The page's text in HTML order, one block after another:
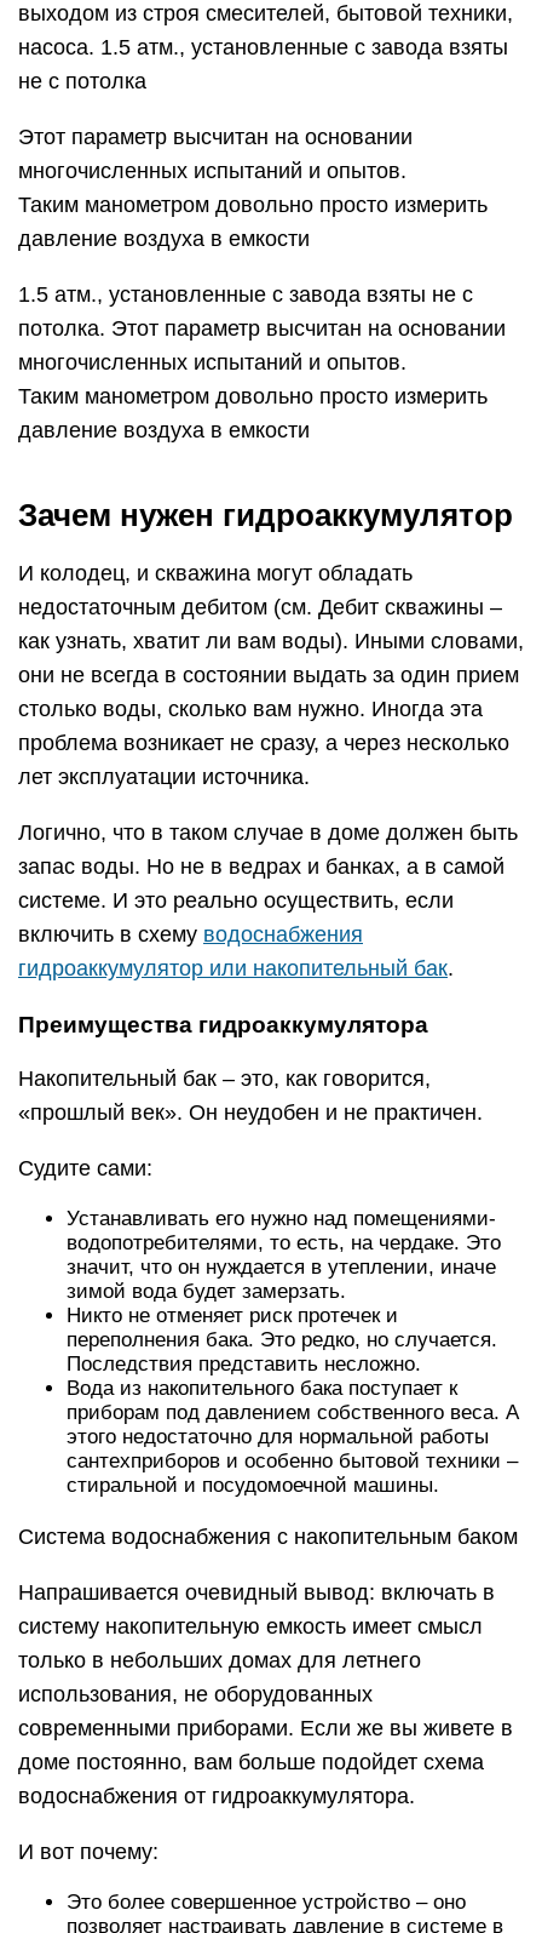
выходом из строя смесителей, бытовой техники,
насоса. 1.5 атм., установленные с завода взяты
не с потолка
Этот параметр высчитан на основании
многочисленных испытаний и опытов.
Таким манометром довольно просто измерить
давление воздуха в емкости
1.5 атм., установленные с завода взяты не с
потолка. Этот параметр высчитан на основании
многочисленных испытаний и опытов.
Таким манометром довольно просто измерить
давление воздуха в емкости
Зачем нужен гидроаккумулятор
И колодец, и скважина могут обладать
недостаточным дебитом (см. Дебит скважины –
как узнать, хватит ли вам воды). Иными словами,
они не всегда в состоянии выдать за один прием
столько воды, сколько вам нужно. Иногда эта
проблема возникает не сразу, а через несколько
лет эксплуатации источника.
Логично, что в таком случае в доме должен быть
запас воды. Но не в ведрах и банках, а в самой
системе. И это реально осуществить, если
включить в схему водоснабжения
гидроаккумулятор или накопительный бак.
Преимущества гидроаккумулятора
Накопительный бак – это, как говорится,
«прошлый век». Он неудобен и не практичен.
Судите сами:
Устанавливать его нужно над помещениями-
водопотребителями, то есть, на чердаке. Это
значит, что он нуждается в утеплении, иначе
зимой вода будет замерзать.
Никто не отменяет риск протечек и
переполнения бака. Это редко, но случается.
Последствия представить несложно.
Вода из накопительного бака поступает к
приборам под давлением собственного веса. А
этого недостаточно для нормальной работы
сантехприборов и особенно бытовой техники –
стиральной и посудомоечной машины.
Система водоснабжения с накопительным баком
Напрашивается очевидный вывод: включать в
систему накопительную емкость имеет смысл
только в небольших домах для летнего
использования, не оборудованных
современными приборами. Если же вы живете в
доме постоянно, вам больше подойдет схема
водоснабжения от гидроаккумулятора.
И вот почему:
Это более совершенное устройство – оно
позволяет настраивать давление в системе в